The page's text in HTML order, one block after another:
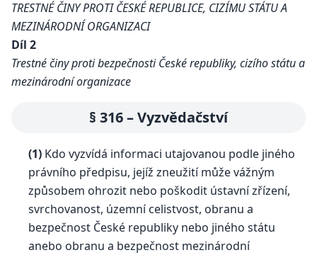
TRESTNÉ ČINY PROTI ČESKÉ REPUBLICE, CIZÍMU STÁTU A
MEZINÁRODNÍ ORGANIZACI
Díl 2
Trestné činy proti bezpečnosti České republiky, cizího státu a
mezinárodní organizace
§ 316 – Vyzvědačství
(1) Kdo vyzvídá informaci utajovanou podle jiného
právního předpisu, jejíž zneužití může vážným
způsobem ohrozit nebo poškodit ústavní zřízení,
svrchovanost, územní celistvost, obranu a
bezpečnost České republiky nebo jiného státu
anebo obranu a bezpečnost mezinárodní